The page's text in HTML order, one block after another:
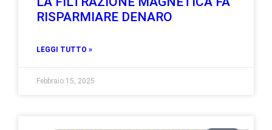
RISPARMIARE DENARO
LEGGI TUTTO »
Febbraio 15, 2025